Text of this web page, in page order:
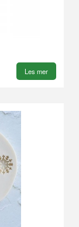
Les mer